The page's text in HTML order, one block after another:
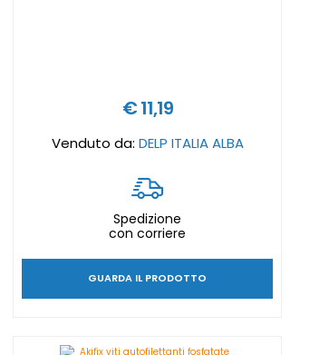
€ 11,19
Venduto da: DELP ITALIA ALBA
Spedizione
con corriere
GUARDA IL PRODOTTO